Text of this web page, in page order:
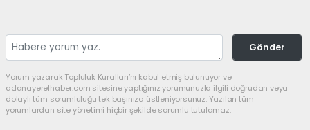
Gönder
Yorum yazarak Topluluk Kuralları’nı kabul etmiş bulunuyor ve
adanayerelhaber.com sitesine yaptığınız yorumunuzla ilgili doğrudan veya
dolaylı tüm sorumluluğu tek başınıza üstleniyorsunuz. Yazılan tüm
yorumlardan site yönetimi hiçbir şekilde sorumlu tutulamaz.